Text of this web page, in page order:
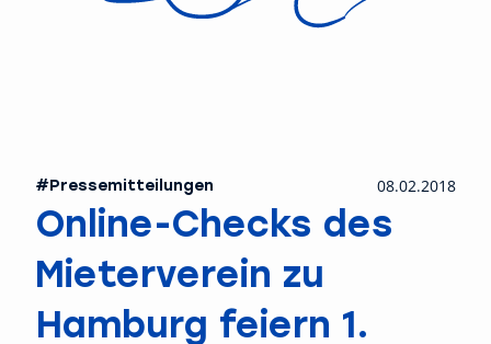
#Pressemitteilungen 08.02.2018
Online-Checks des
Mieterverein zu
Hamburg feiern 1.